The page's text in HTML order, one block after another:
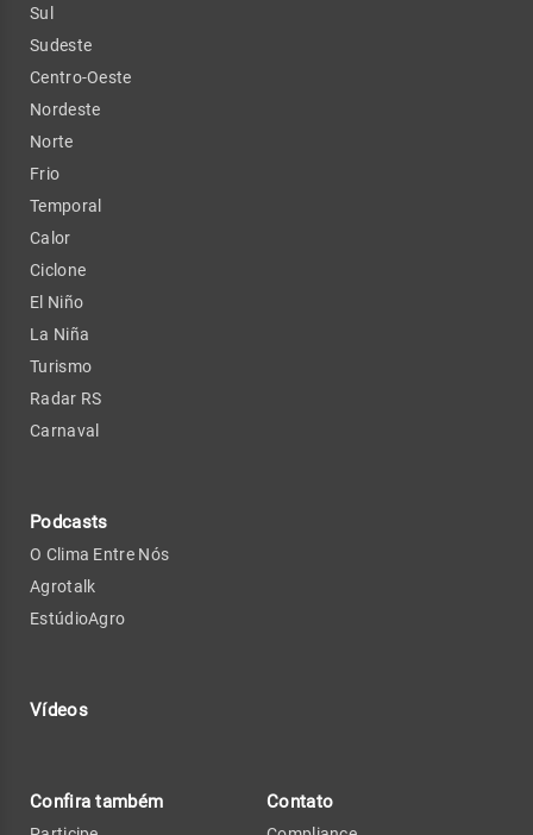
Sul
Sudeste
Centro-Oeste
Nordeste
Norte
Frio
Temporal
Calor
Ciclone
El Niño
La Niña
Turismo
Radar RS
Carnaval
Podcasts
O Clima Entre Nós
Agrotalk
EstúdioAgro
Vídeos
Confira também Contato